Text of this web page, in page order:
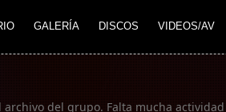
GALERÍA DISCOS VIDEOS/AV
del grupo. Falta mucha